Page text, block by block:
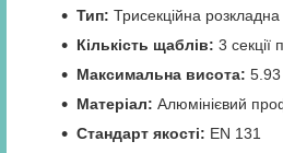
Тип: Трисекційна
Кількість щаблів: 3 секції
Максимальна висота:
Матеріал: Алюмінієвий
Стандарт якості: EN 131